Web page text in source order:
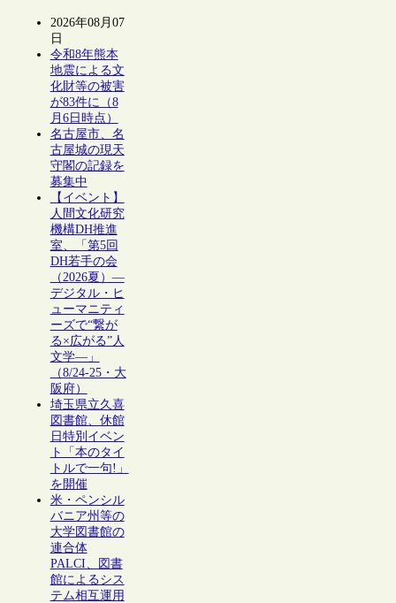
2026年08月07
日
令和8年熊本
地震による文
化財等の被害
が83件に（8
月6日時点）
名古屋市、名
古屋城の現天
守閣の記録を
募集中
【イベント】
人間文化研究
機構DH推進
室、「第5回
DH若手の会
（2026夏）―
デジタル・ヒ
ューマニティ
ーズで“繋が
る×広がる”人
文学―」
（8/24-25・大
阪府）
埼玉県立久喜
図書館、休館
日特別イベン
ト「本のタイ
トルで一句!」
を開催
米・ペンシル
バニア州等の
大学図書館の
連合体
PALCI、図書
館によるシス
テム相互運用